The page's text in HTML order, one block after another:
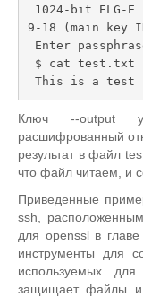
9-18 (main key ID
This is a
Ключ --output
расшифрованный
результат в файл
что файл читаем, и
Приведенные
ssh,
для openssl в
инструменты для
используемых
защищает файлы и